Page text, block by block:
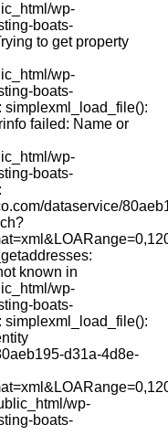
wp-
boats-
to get property
wp-
boats-
simplexml_load_file():
failed: Name or
wp-
boats-
dataservice/
known in
wp-
boats-
simplexml_load_file():
d31a-4d8e-
wp-
boats-